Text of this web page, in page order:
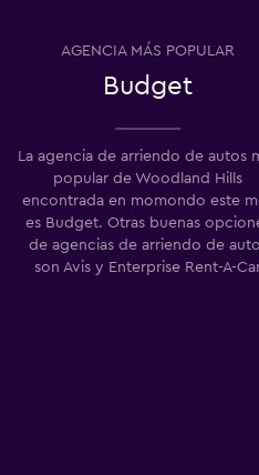
1 punto de arriendo
AGENCIA MÁS POPULAR
Budget
La agencia de arriendo de autos
popular de Woodland Hills
encontrada en momondo este
es Budget. Otras buenas
de agencias de arriendo de
son Avis y Enterprise Rent-A-